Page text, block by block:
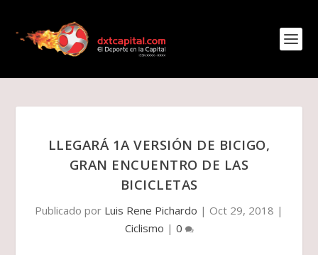
LLEGARÁ 1A VERSIÓN DE BICIGO,
GRAN ENCUENTRO DE LAS
BICICLETAS
Publicado por Luis Rene Pichardo | Oct 29, 2018 |
Ciclismo | 0